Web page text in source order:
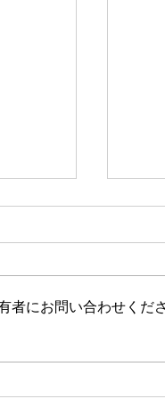
にでき
した
やりた
変
変わ
れな
を見
者にお問い合わせくださ